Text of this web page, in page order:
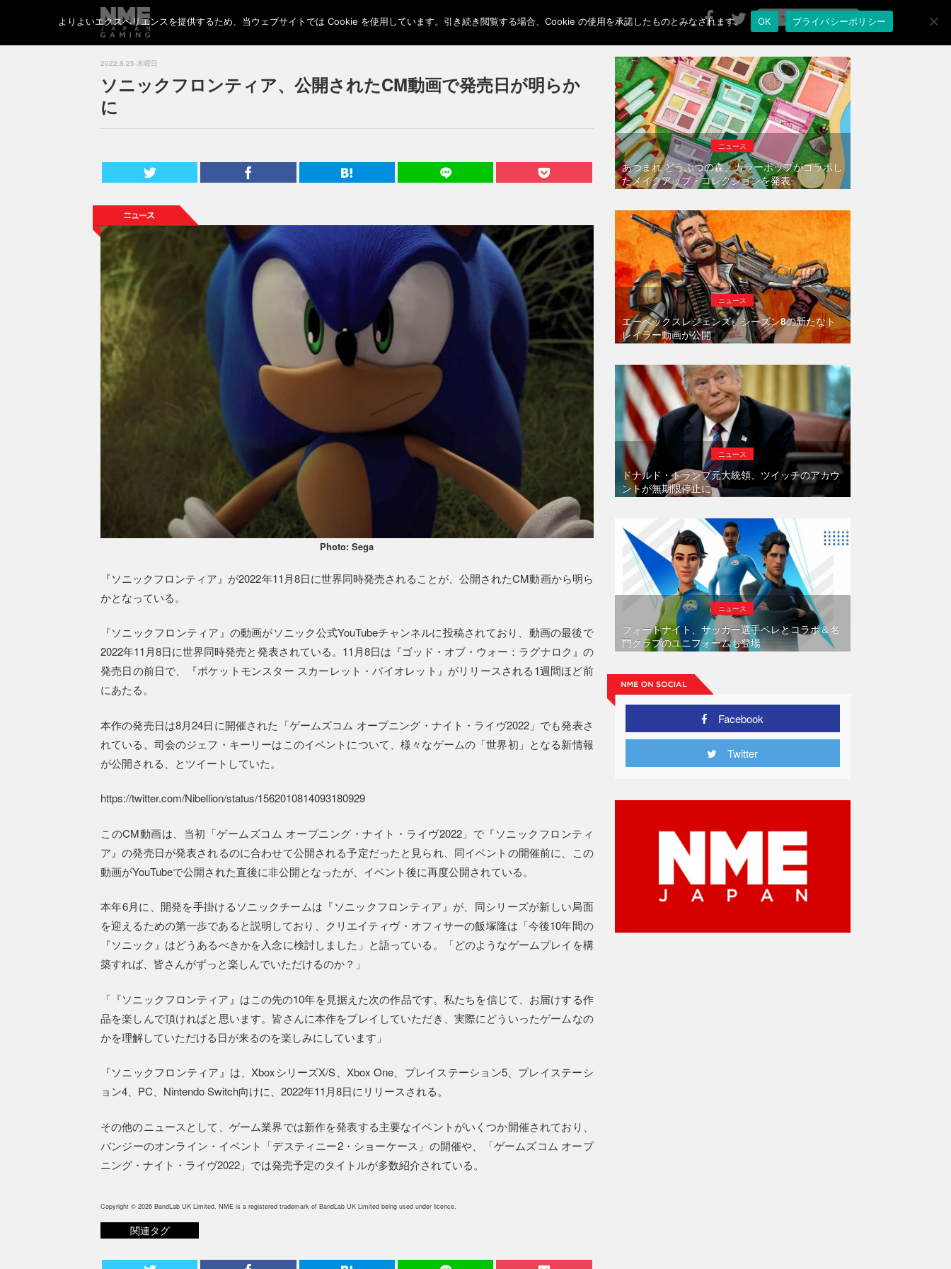
2022.8.25 木曜日
ソニックフロンティア、公開されたCM動画で発売日が明らか
に
Photo: Sega
『ソニックフロンティア』が2022年11月8日に世界同時発売されることが、公開されたCM動画から明ら
かとなっている。
『ソニックフロンティア』の動画がソニック公式YouTubeチャンネルに投稿されており、動画の最後で
2022年11月8日に世界同時発売と発表されている。11月8日は『ゴッド・オブ・ウォー：ラグナロク』の
発売日の前日で、『ポケットモンスター スカーレット・バイオレット』がリリースされる1週間ほど前
にあたる。
本作の発売日は8月24日に開催された「ゲームズコム オープニング・ナイト・ライヴ2022」でも発表さ
れている。司会のジェフ・キーリーはこのイベントについて、様々なゲームの「世界初」となる新情報
が公開される、とツイートしていた。
https://twitter.com/Nibellion/status/1562010814093180929
このCM動画は、当初「ゲームズコム オープニング・ナイト・ライヴ2022」で『ソニックフロンティ
ア』の発売日が発表されるのに合わせて公開される予定だったと見られ、同イベントの開催前に、この
動画がYouTubeで公開された直後に非公開となったが、イベント後に再度公開されている。
本年6月に、開発を手掛けるソニックチームは『ソニックフロンティア』が、同シリーズが新しい局面
を迎えるための第一歩であると説明しており、クリエイティヴ・オフィサーの飯塚隆は「今後10年間の
『ソニック』はどうあるべきかを入念に検討しました」と語っている。「どのようなゲームプレイを構
築すれば、皆さんがずっと楽しんでいただけるのか？」
「『ソニックフロンティア』はこの先の10年を見据えた次の作品です。私たちを信じて、お届けする作
品を楽しんで頂ければと思います。皆さんに本作をプレイしていただき、実際にどういったゲームなの
かを理解していただける日が来るのを楽しみにしています」
『ソニックフロンティア』は、XboxシリーズX/S、Xbox One、プレイステーション5、プレイステーシ
ョン4、PC、Nintendo Switch向けに、2022年11月8日にリリースされる。
その他のニュースとして、ゲーム業界では新作を発表する主要なイベントがいくつか開催されており、
バンジーのオンライン・イベント「デスティニー2・ショーケース」の開催や、「ゲームズコム オープ
ニング・ナイト・ライヴ2022」では発売予定のタイトルが多数紹介されている。
Copyright © 2026 BandLab UK Limited. NME is a registered trademark of BandLab UK Limited being used under licence.
関連タグ
ニュース
あつまれ どうぶつの森、カラーポップがコラボし
たメイクアップ・コレクションを発表
ニュース
エーペックスレジェンズ、シーズン8の新たなト
レイラー動画が公開
ニュース
ドナルド・トランプ元大統領、ツイッチのアカウ
ントが無期限停止に
ニュース
フォートナイト、サッカー選手ペレとコラボ＆名
門クラブのユニフォームも登場
Facebook
Twitter
よりよいエクスペリエンスを提供するため、当ウェブサイトでは Cookie を使用しています。引き続き閲覧する場合、Cookie の使用を承諾したものとみなされます。 OK プライバシーポリシー